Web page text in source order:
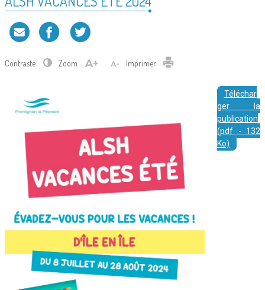
Contraste Zoom Imprimer
Téléchar
ger la
publication
(pdf - 132
Ko)